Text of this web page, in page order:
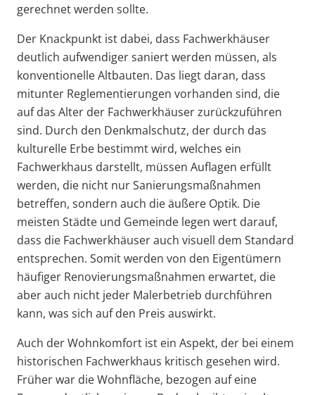
gerechnet werden sollte.
Der Knackpunkt ist dabei, dass Fachwerkhäuser
deutlich aufwendiger saniert werden müssen, als
konventionelle Altbauten. Das liegt daran, dass
mitunter Reglementierungen vorhanden sind, die
auf das Alter der Fachwerkhäuser zurückzuführen
sind. Durch den Denkmalschutz, der durch das
kulturelle Erbe bestimmt wird, welches ein
Fachwerkhaus darstellt, müssen Auflagen erfüllt
werden, die nicht nur Sanierungsmaßnahmen
betreffen, sondern auch die äußere Optik. Die
meisten Städte und Gemeinde legen wert darauf,
dass die Fachwerkhäuser auch visuell dem Standard
entsprechen. Somit werden von den Eigentümern
häufiger Renovierungsmaßnahmen erwartet, die
aber auch nicht jeder Malerbetrieb durchführen
kann, was sich auf den Preis auswirkt.
Auch der Wohnkomfort ist ein Aspekt, der bei einem
historischen Fachwerkhaus kritisch gesehen wird.
Früher war die Wohnfläche, bezogen auf eine